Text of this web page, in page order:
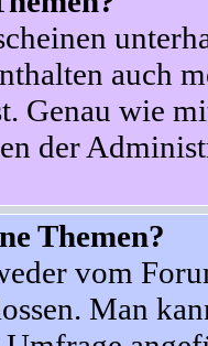
auch
Genau wie
der
Themen?
vom
Man